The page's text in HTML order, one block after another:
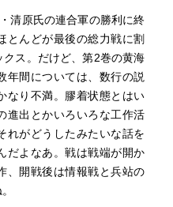
う。
家の策の火攻めに遭って
することにになった。それ
ｳｳｯここ切ない。
燃やすと青い炎が上がっ
付けてあったからだが、演
が行われていたんだなぁ。
清原氏の連合軍の勝利に終
とんどが最後の総力戦に割
ス。だけど、第2巻の黄海
年間については、数行の説
なり不満。膠着状態とはい
進出とかいろいろな工作活
れがどうしたみたいな話を
だよなあ。戦は戦端が開か
、開戦後は情報戦と兵站の